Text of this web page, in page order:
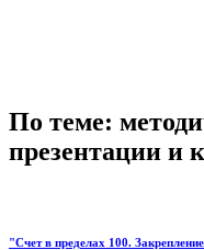
По теме:
презентации и
"Счет в пределах 100.